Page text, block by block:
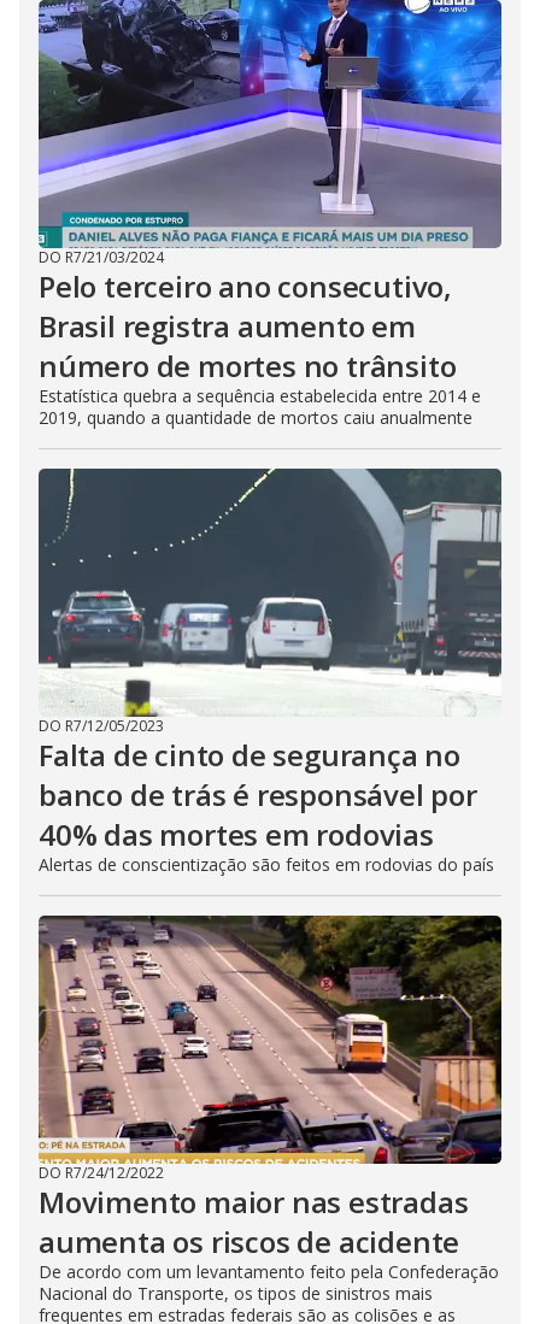
DO R7/21/03/2024
Pelo terceiro ano consecutivo,
Brasil registra aumento em
número de mortes no trânsito
Estatística quebra a sequência estabelecida entre 2014 e
2019, quando a quantidade de mortos caiu anualmente
DO R7/12/05/2023
Falta de cinto de segurança no
banco de trás é responsável por
40% das mortes em rodovias
Alertas de conscientização são feitos em rodovias do país
DO R7/24/12/2022
Movimento maior nas estradas
aumenta os riscos de acidente
De acordo com um levantamento feito pela Confederação
Nacional do Transporte, os tipos de sinistros mais
frequentes em estradas federais são as colisões e as